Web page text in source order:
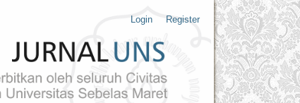
Login Register